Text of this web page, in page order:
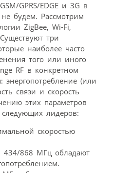
GPRS/EDGE и 3G в
будем. Рассмотрим
ZigBee, Wi-Fi,
три
наиболее часто
того или иного
RF в конкретном
энергопотребление (или
связи и скорость
этих параметров
лидеров:
скоростью
434/868 МГц обладают